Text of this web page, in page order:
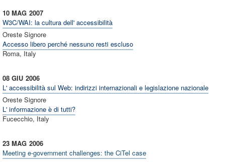
2007
10 MAG
W3C/WAI: la cultura dell' accessibilità
Oreste Signore
Accesso libero perché nessuno resti escluso
Roma, Italy
2006
08 GIU
L' accessibilità sul Web: indirizzi internazionali e legislazione nazionale
Oreste Signore
L' informazione è di tutti?
Fucecchio, Italy
2006
23 MAG
Meeting e-government challenges: the CiTel case